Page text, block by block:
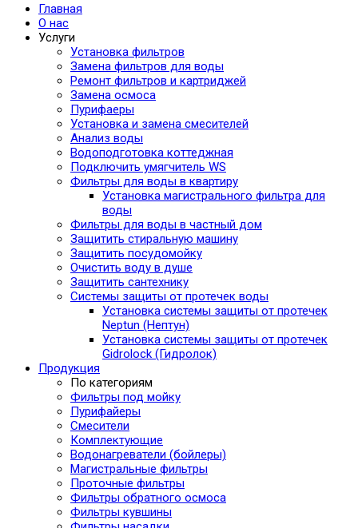
Главная
О нас
Услуги
Установка фильтров
Замена фильтров для воды
Ремонт фильтров и картриджей
Замена осмоса
Пурифаеры
Установка и замена смесителей
Анализ воды
Водоподготовка коттеджная
Подключить умягчитель WS
Фильтры для воды в квартиру
Установка магистрального фильтра для
воды
Фильтры для воды в частный дом
Защитить стиральную машину
Защитить посудомойку
Очистить воду в душе
Защитить сантехнику
Системы защиты от протечек воды
Установка системы защиты от протечек
Neptun (Нептун)
Установка системы защиты от протечек
Gidrolock (Гидролок)
Продукция
По категориям
Фильтры под мойку
Пурифайеры
Смесители
Комплектующие
Водонагреватели (бойлеры)
Магистральные фильтры
Проточные фильтры
Фильтры обратного осмоса
Фильтры кувшины